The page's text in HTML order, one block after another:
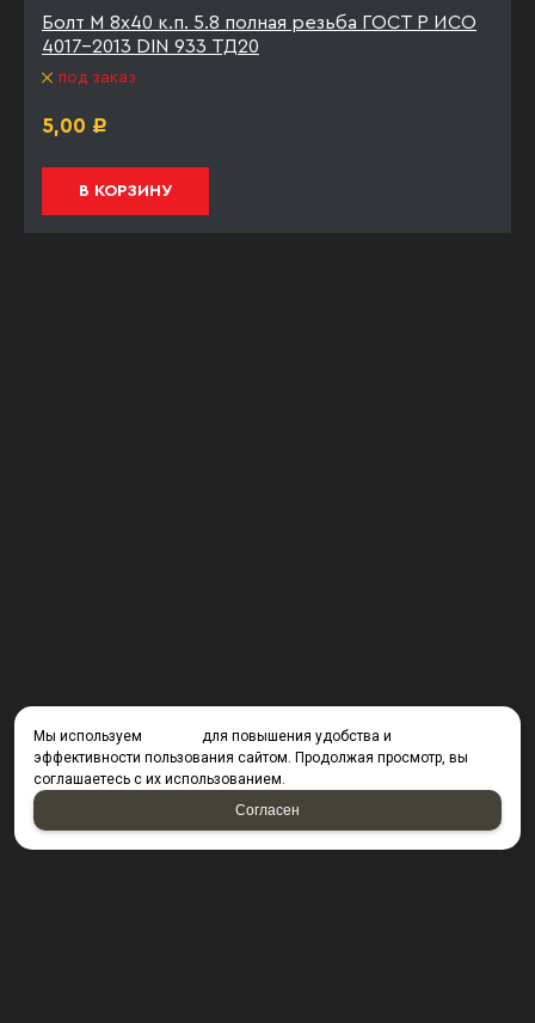
Болт М 8х40 к.п. 5.8 полная резьба ГОСТ Р ИСО
4017-2013 DIN 933 ТД20
под заказ
5,00 Р
В КОРЗИНУ
Мы используем
для повышения удобства и
эффективности пользования сайтом. Продолжая просмотр, вы
соглашаетесь с их использованием.
Согласен